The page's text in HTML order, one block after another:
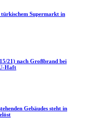
türkischem Supermarkt in
21) nach Großbrand bei
Haft
Gebäudes steht in